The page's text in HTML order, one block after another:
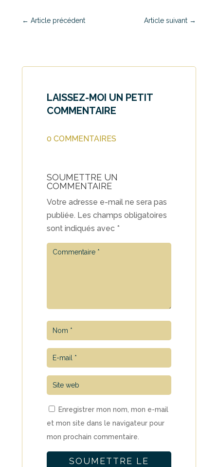
← Article précédent Article suivant →
LAISSEZ-MOI UN PETIT
COMMENTAIRE
0 COMMENTAIRES
SOUMETTRE UN
COMMENTAIRE
Votre adresse e-mail ne sera pas
publiée. Les champs obligatoires
sont indiqués avec *
Enregistrer mon nom, mon e-mail
et mon site dans le navigateur pour
mon prochain commentaire.
SOUMETTRE LE